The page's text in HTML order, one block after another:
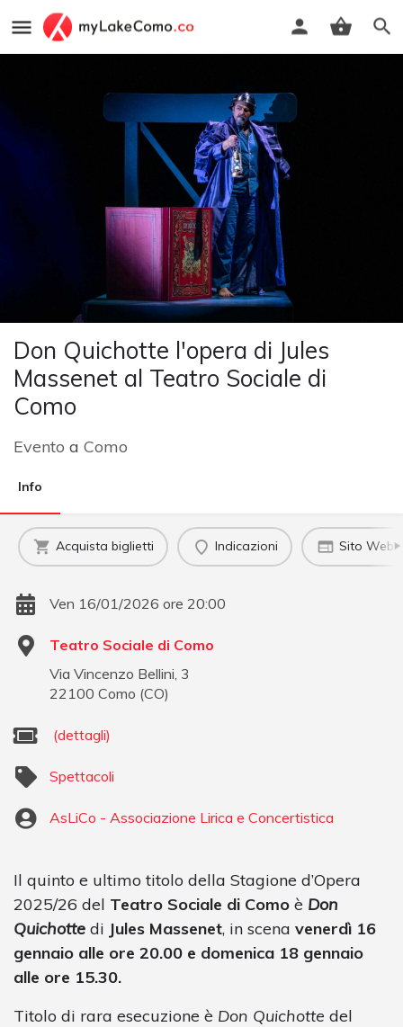
Don Quichotte l'opera di Jules
Massenet al Teatro Sociale di
Como
Evento a Como
Info
Acquista biglietti Indicazioni Sito Web
Ven 16/01/2026 ore 20:00
Teatro Sociale di Como
Via Vincenzo Bellini, 3
22100 Como (CO)
(dettagli)
Spettacoli
AsLiCo - Associazione Lirica e Concertistica
Il quinto e ultimo titolo della Stagione d’Opera
2025/26 del Teatro Sociale di Como è Don
Quichotte di Jules Massenet, in scena venerdì 16
gennaio alle ore 20.00 e domenica 18 gennaio
alle ore 15.30.
Titolo di rara esecuzione è Don Quichotte del